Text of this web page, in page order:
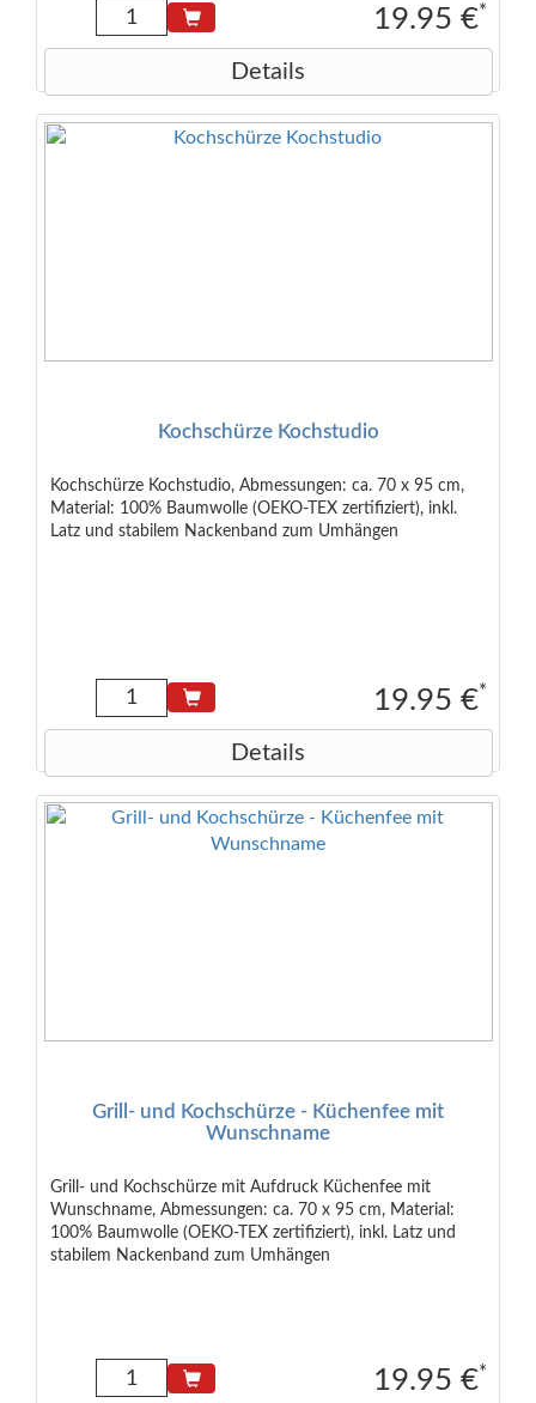
19.95 €*
Details
Kochschürze Kochstudio
Kochschürze Kochstudio, Abmessungen: ca. 70 x 95 cm,
Material: 100% Baumwolle (OEKO-TEX zertifiziert), inkl.
Latz und stabilem Nackenband zum Umhängen
19.95 €*
Details
Grill- und Kochschürze - Küchenfee mit
Wunschname
Grill- und Kochschürze mit Aufdruck Küchenfee mit
Wunschname, Abmessungen: ca. 70 x 95 cm, Material:
100% Baumwolle (OEKO-TEX zertifiziert), inkl. Latz und
stabilem Nackenband zum Umhängen
19.95 €*